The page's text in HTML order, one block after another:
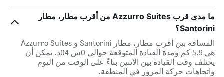
ما مدى قرب Azzurro Suites من أقرب مطار، مطار
Santorini؟
المسافة بين أقرب مطار، مطار Santorini و Azzurro Suites
هي 5.9 كم ومدة القيادة المتوقعة حوالي 0س 04د. يمكن أن
يختلف وقت القيادة بين الاثنين بناءً على الوقت من اليوم
واتجاهات حركة المرور في المنطقة.